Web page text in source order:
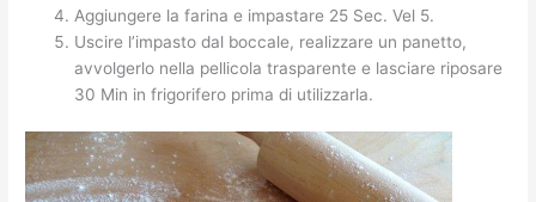
Aggiungere la farina e impastare 25 Sec. Vel 5.
Uscire l’impasto dal boccale, realizzare un panetto,
avvolgerlo nella pellicola trasparente e lasciare riposare
30 Min in frigorifero prima di utilizzarla.